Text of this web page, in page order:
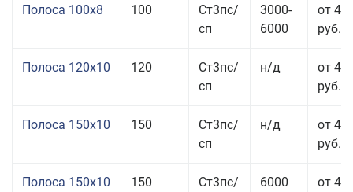
Полоса 100x8 100
Ст3пс/
сп
3000-
6000
от 42
руб.
Полоса 120x10 120
Ст3пс/
сп
н/д
от 43
руб.
Полоса 150x10 150
Ст3пс/
сп
н/д
от 43
руб.
Полоса 150x10 150
Ст3пс/
6000
от 43